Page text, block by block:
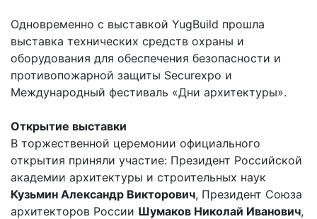
Одновременно с выставкой YugBuild прошла
выставка технических средств охраны и
оборудования для обеспечения безопасности и
противопожарной защиты Securexpo и
Международный фестиваль «Дни архитектуры».
Открытие выставки
В торжественной церемонии официального
открытия приняли участие: Президент Российской
академии архитектуры и строительных наук
Кузьмин Александр Викторович, Президент Союза
архитекторов России Шумаков Николай Иванович,